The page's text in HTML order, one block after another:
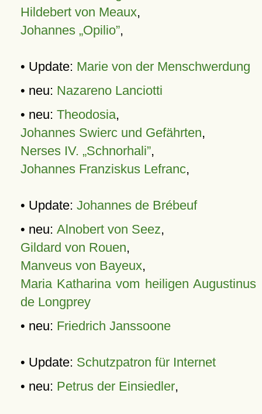
Hildebert von Meaux,
Johannes „Opilio”,
• Update: Marie von der Menschwerdung
• neu: Nazareno Lanciotti
• neu: Theodosia,
Johannes Swierc und Gefährten,
Nerses IV. „Schnorhali”,
Johannes Franziskus Lefranc,
• Update: Johannes de Brébeuf
• neu: Alnobert von Seez,
Gildard von Rouen,
Manveus von Bayeux,
Maria Katharina vom heiligen Augustinus
de Longprey
• neu: Friedrich Janssoone
• Update: Schutzpatron für Internet
• neu: Petrus der Einsiedler,